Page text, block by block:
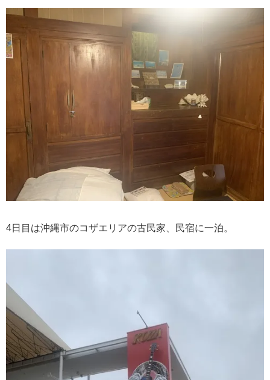
4日目は沖縄市のコザエリアの古民家、民宿に一泊。